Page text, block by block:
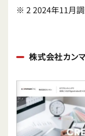
※ 2 2024年11月
株式会社カン